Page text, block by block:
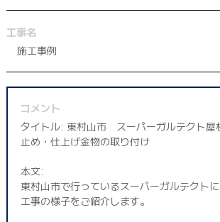
工事名
施工事例
コメント
タイトル: 東村山市 スーパーガルテクト
止め・仕上げ金物の取り付け
本文:
東村山市で行っているスーパーガルテクト
工事の様子をご紹介します。